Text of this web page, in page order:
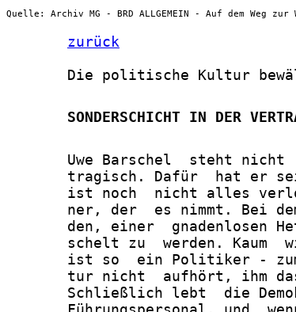
Quelle: Archiv MG - BRD ALLGEMEIN - Auf dem Weg zur
zurück
Die politische Kultur
SONDERSCHICHT IN DER
Uwe Barschel  steht nicht
tragisch. Dafür  hat er
ist noch  nicht alles
ner, der  es nimmt. Bei
den, einer  gnadenlosen
schelt zu  werden. Kaum
ist so  ein Politiker -
tur nicht  aufhört, ihm
Schließlich lebt  die